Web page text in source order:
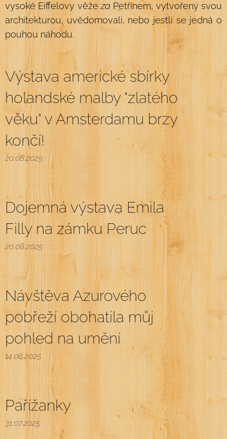
vysoké Eiffelovy věže za Petřínem, vytvořený svou
architekturou, uvědomovali, nebo jestli se jedná o
pouhou náhodu.
Výstava americké sbírky
holandské malby "zlatého
věku" v Amsterdamu brzy
končí!
20.08.2025
Dojemná výstava Emila
Filly na zámku Peruc
20.08.2025
Návštěva Azurového
pobřeží obohatila můj
pohled na umění
14.08.2025
Pařížanky
31.07.2025